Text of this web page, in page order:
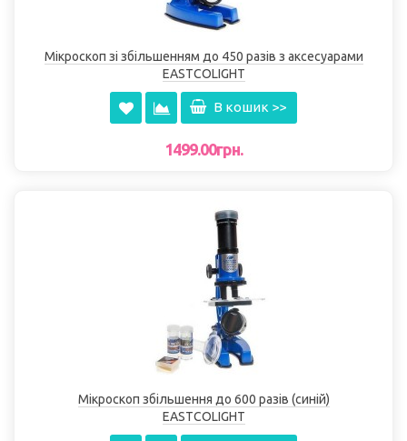
Мікроскоп зі збільшенням до 450 разів з аксесуарами
EASTCOLІGHT
В кошик >>
1499.00грн.
Мікроскоп збільшення до 600 разів (синій)
EASTCOLІGHT